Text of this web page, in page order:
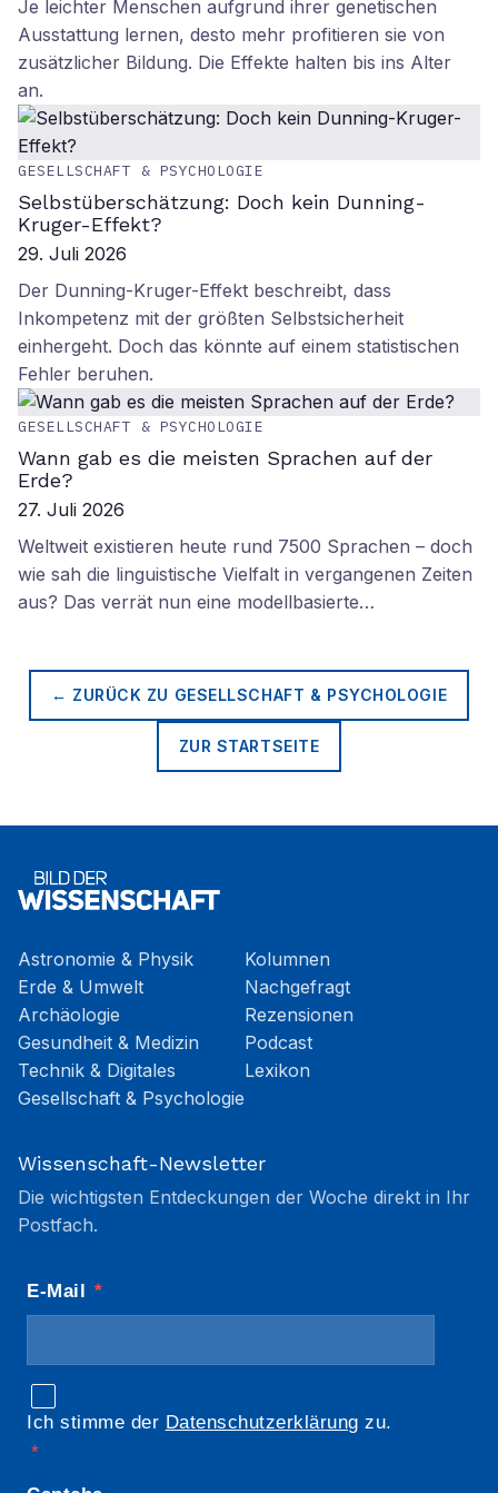
Je leichter Menschen aufgrund ihrer genetischen
Ausstattung lernen, desto mehr profitieren sie von
zusätzlicher Bildung. Die Effekte halten bis ins Alter
an.
GESELLSCHAFT & PSYCHOLOGIE
Selbstüberschätzung: Doch kein Dunning-
Kruger-Effekt?
29. Juli 2026
Der Dunning-Kruger-Effekt beschreibt, dass
Inkompetenz mit der größten Selbstsicherheit
einhergeht. Doch das könnte auf einem statistischen
Fehler beruhen.
GESELLSCHAFT & PSYCHOLOGIE
Wann gab es die meisten Sprachen auf der
Erde?
27. Juli 2026
Weltweit existieren heute rund 7500 Sprachen – doch
wie sah die linguistische Vielfalt in vergangenen Zeiten
aus? Das verrät nun eine modellbasierte…
← ZURÜCK ZU GESELLSCHAFT & PSYCHOLOGIE
ZUR STARTSEITE
Astronomie & Physik
Erde & Umwelt
Archäologie
Gesundheit & Medizin
Technik & Digitales
Gesellschaft & Psychologie
Kolumnen
Nachgefragt
Rezensionen
Podcast
Lexikon
Wissenschaft-Newsletter
Die wichtigsten Entdeckungen der Woche direkt in Ihr
Postfach.